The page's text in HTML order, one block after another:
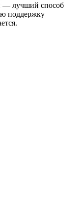
— лучший способ
поддержку